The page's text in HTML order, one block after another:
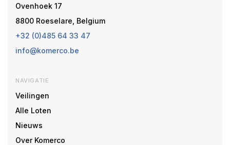
Ovenhoek 17
8800 Roeselare, Belgium
+32 (0)485 64 33 47
info@komerco.be
NAVIGATIE
Veilingen
Alle Loten
Nieuws
Over Komerco